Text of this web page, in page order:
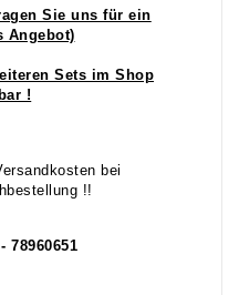
Sie uns für ein
Angebot)
Sets im Shop
!
bei
!!
78960651